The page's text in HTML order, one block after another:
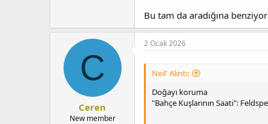
Katılım
Bu tam da aradığına
C
Ceren
New member
2 Ocak 2026
Neil' Alıntı:
Doğayı koruma
"Bahçe Kuşlarının Saati":